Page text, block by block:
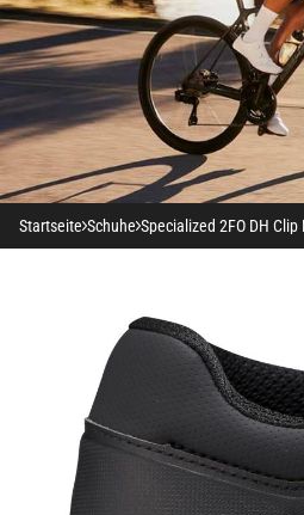
Startseite Schuhe Specialized 2FO DH